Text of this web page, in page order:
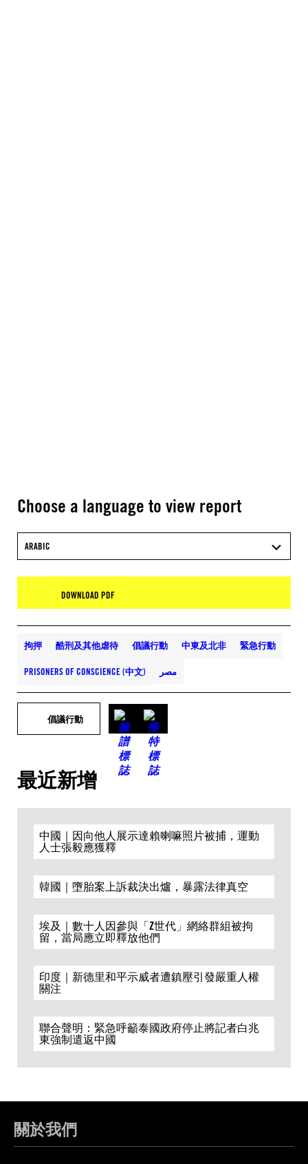
Choose a language to view report
ARABIC
DOWNLOAD PDF
拘押 酷刑及其他虐待 倡議行動 中東及北非 緊急行動
PRISONERS OF CONSCIENCE (中文) مصر
倡議行動
最近新增
中國｜因向他人展示達賴喇嘛照片被捕，運動
人士張毅應獲釋
韓國｜墮胎案上訴裁決出爐，暴露法律真空
埃及｜數十人因參與「Z世代」網絡群組被拘
留，當局應立即釋放他們
印度｜新德里和平示威者遭鎮壓引發嚴重人權
關注
聯合聲明：緊急呼籲泰國政府停止將記者白兆
東強制遣返中國
關於我們